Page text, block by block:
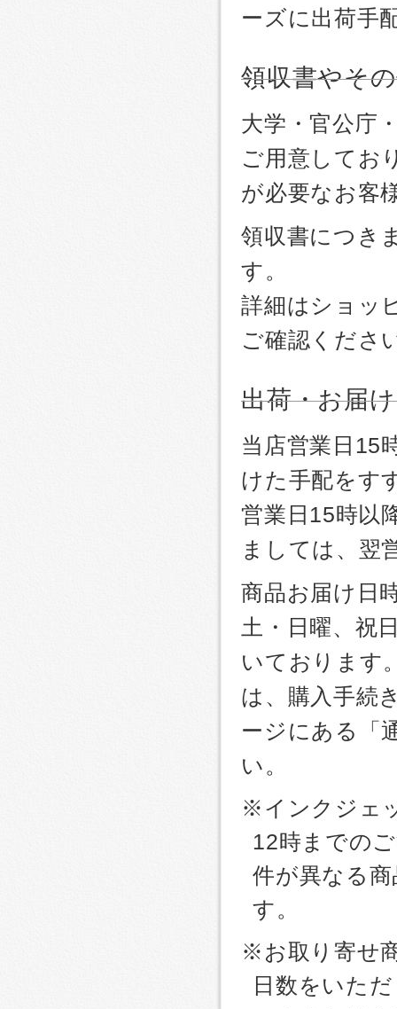
ーズに出荷手
領収書やそ
大学・官公庁
ご用意してお
が必要なお客
領収書につき
す。
詳細はショッ
ご確認くださ
出荷・お届
当店営業日15
けた手配をす
営業日15時以
ましては、翌
商品お届け日
土・日曜、祝
いております
は、購入手続
ージにある「
い。
※インクジェ
12時までの
件が異なる
す。
※お取り寄せ
日数をいた